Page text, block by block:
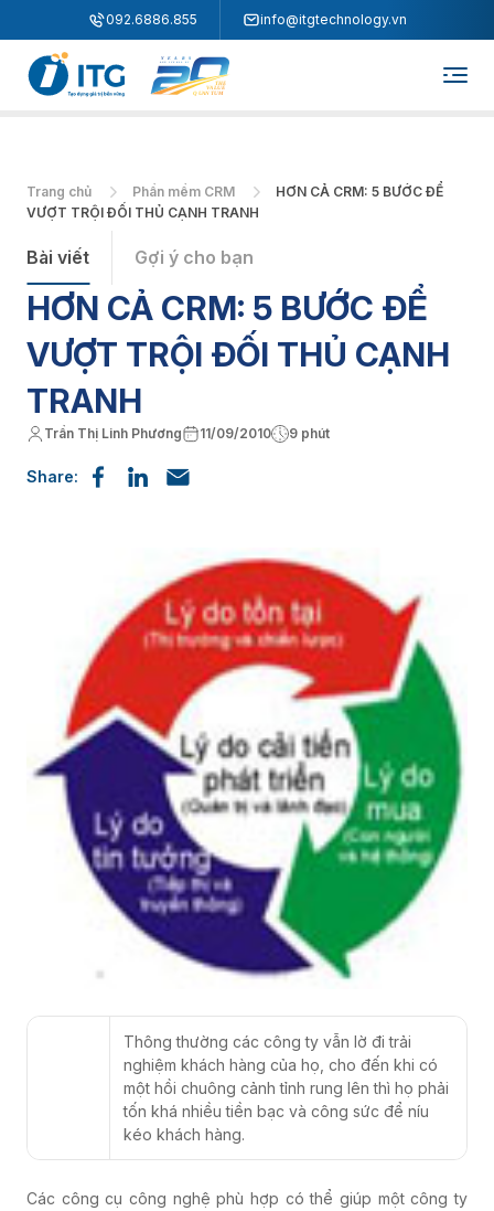
092.6886.855 info@itgtechnology.vn
Trang chủ Phần mềm CRM
HƠN CẢ CRM: 5 BƯỚC ĐỂ
VƯỢT TRỘI ĐỐI THỦ CẠNH TRANH
Bài viết Gợi ý cho bạn
HƠN CẢ CRM: 5 BƯỚC ĐỂ
VƯỢT TRỘI ĐỐI THỦ CẠNH
TRANH
Trần Thị Linh Phương 11/09/2010 9 phút
Share:
Thông thường các công ty vẫn lờ đi trải
nghiệm khách hàng của họ, cho đến khi có
một hồi chuông cảnh tỉnh rung lên thì họ phải
tốn khá nhiều tiền bạc và công sức để níu
kéo khách hàng.
Các công cụ công nghệ phù hợp có thể giúp một công ty